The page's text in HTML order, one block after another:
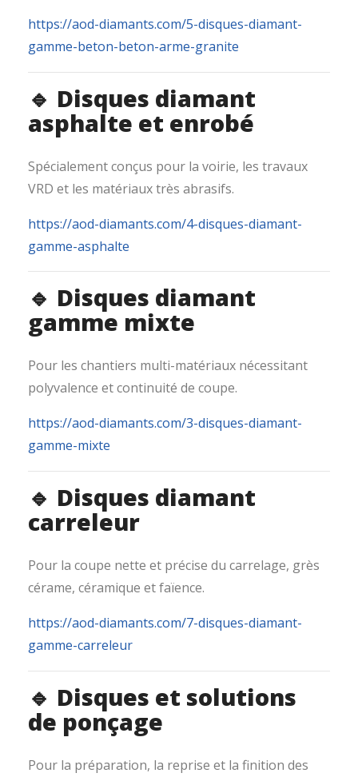
https://aod-diamants.com/5-disques-diamant-
gamme-beton-beton-arme-granite
🔹 Disques diamant
asphalte et enrobé
Spécialement conçus pour la voirie, les travaux
VRD et les matériaux très abrasifs.
https://aod-diamants.com/4-disques-diamant-
gamme-asphalte
🔹 Disques diamant
gamme mixte
Pour les chantiers multi-matériaux nécessitant
polyvalence et continuité de coupe.
https://aod-diamants.com/3-disques-diamant-
gamme-mixte
🔹 Disques diamant
carreleur
Pour la coupe nette et précise du carrelage, grès
cérame, céramique et faïence.
https://aod-diamants.com/7-disques-diamant-
gamme-carreleur
🔹 Disques et solutions
de ponçage
Pour la préparation, la reprise et la finition des